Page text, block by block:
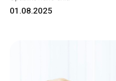
01.08.2025